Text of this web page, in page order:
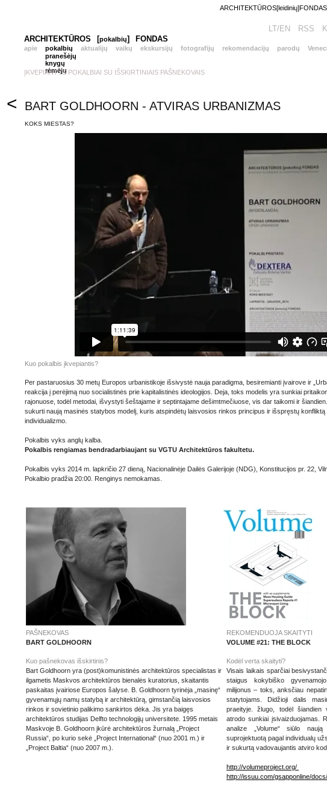
ARCHITEKTŪROS[leidinių]FONDAS
LT/EN RSS
ARCHITEKTŪROS
[pokalbių] FONDAS
apie
pokalbių
pranešėjų
knygų
rėmėjų
aktualijų vaikų ekskursijų fotografijų rekomendacijų parodų
ĮKVEPIANTYS POKALBIAI SU IŠSKIRTINIAIS PAŠNEKOVAIS
< BART GOLDHOORN - ATVIRAS URBANIZMAS
KOKS MIESTAS?
Kuo pokalbis įkvepiantis?
Per pastaruosius 30 metų Europos urbanistikoje išsivystė nauja paradigma, besiremianti įvairove ir
reakcija į perėjimą nuo socialistinės prie kapitalistinės ideologijos. Deja, toks modelis yra sunkiai
rajonuose, todėl metodai, išvystyti šeštajame ir septintajame dešimtmečiuose, vis dar taikomi ir
sukurti naują masinės statybos modelį, kuris atspindėtų laisvosios rinkos principus ir išspręstų
individualizmo.
Pokalbis vyks anglų kalba.
Pokalbis rengiamas bendradarbiaujant su VGTU Architektūros fakultetu.
Pokalbis vyks 2014 m. lapkričio 27 dieną, Nacionalinėje Dailės Galerijoje (NDG), Konstitucijos pr. 22,
Pokalbio pradžia 20:00. Renginys nemokamas.
PAŠNEKOVAS
BART GOLDHOORN
Kuo pašnekovas išskirtinis?
Bart Goldhoorn yra (post)komunistinės architektūros specialistas ir
ilgametis Maskvos architektūros bienalės kuratorius, skaitantis
paskaitas įvairiose Europos šalyse. B. Goldhoorn tyrinėja „masinę“
gyvenamųjų namų statybą ir architektūrą, gimstančią laisvosios
rinkos ir sovietinio palikimo sankirtos dėka. Jis yra baigęs
architektūros studijas Delfto technologijų universitete. 1995 metais
Maskvoje B. Goldhoorn įkūrė architektūros žurnalą „Project
Russia“, po kurio sekė „Project International“ (nuo 2001 m.) ir
„Project Baltia“ (nuo 2007 m.).
REKOMENDUOJA SKAITYTI
VOLUME #21: THE BLOCK
Kodėl verta skaityti?
Visais laikais sparčiai
staigus kokybiško
milijonus – toks, anksčiau
statytojams. Didžioji dalis
praeityje. žlugo, todėl šiandien
atrodo sunkiai įsivaizduojamas.
analize „Volume“ siūlo
suprojektuotą pagal individualų
ir sukurtą vadovaujantis atviro
http://volumeproject.org/
http://issuu.com/gsapponline/